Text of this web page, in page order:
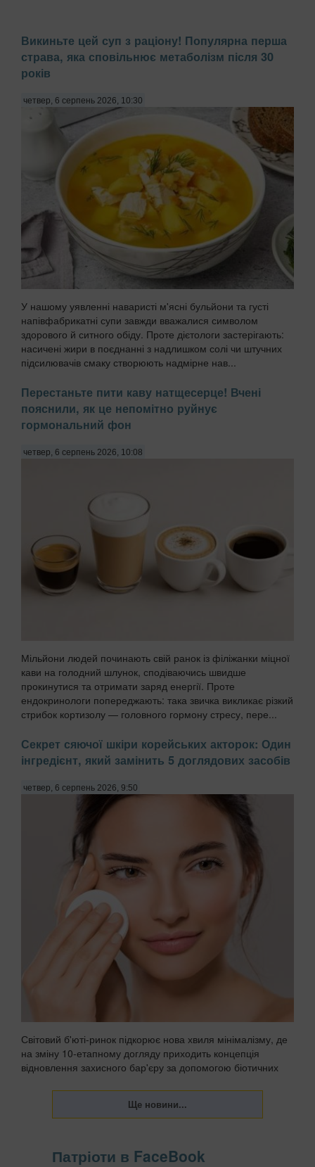
Викиньте цей суп з раціону! Популярна перша
страва, яка сповільнює метаболізм після 30
років
четвер, 6 серпень 2026, 10:30
У нашому уявленні наваристі м'ясні бульйони та густі
напівфабрикатні супи завжди вважалися символом
здорового й ситного обіду. Проте дієтологи застерігають:
насичені жири в поєднанні з надлишком солі чи штучних
підсилювачів смаку створюють надмірне нав...
Перестаньте пити каву натщесерце! Вчені
пояснили, як це непомітно руйнує
гормональний фон
четвер, 6 серпень 2026, 10:08
Мільйони людей починають свій ранок із філіжанки міцної
кави на голодний шлунок, сподіваючись швидше
прокинутися та отримати заряд енергії. Проте
ендокринологи попереджають: така звичка викликає різкий
стрибок кортизолу — головного гормону стресу, пере...
Секрет сяючої шкіри корейських акторок: Один
інгредієнт, який замінить 5 доглядових засобів
четвер, 6 серпень 2026, 9:50
Світовий б'юті-ринок підкорює нова хвиля мінімалізму, де
на зміну 10-етапному догляду приходить концепція
відновлення захисного бар'єру за допомогою біотичних
перевантажувати епідерміс шарами кислот і активів,...
Патріоти в FaceBook